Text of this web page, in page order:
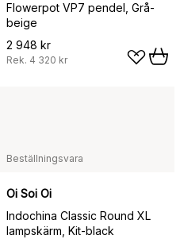
Flowerpot VP7 pendel, Grå-
beige
2 948 kr
Rek. 4 320 kr
Beställningsvara
Oi Soi Oi
Indochina Classic Round XL
lampskärm, Kit-black